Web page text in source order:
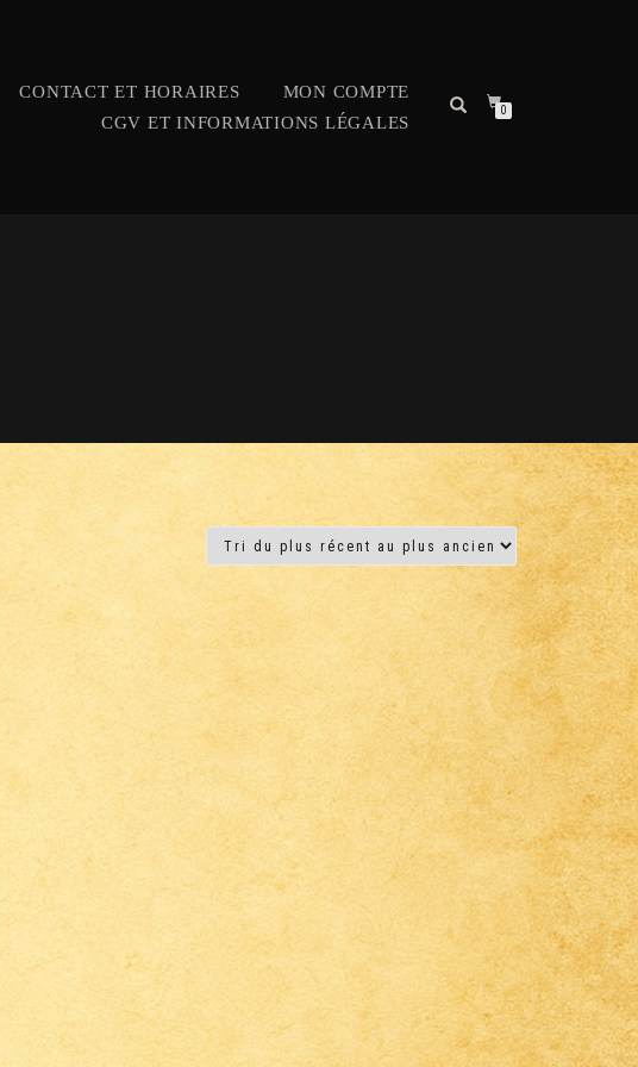
CONTACT ET HORAIRES
MON COMPTE
CGV ET INFORMATIONS LÉGALES
0